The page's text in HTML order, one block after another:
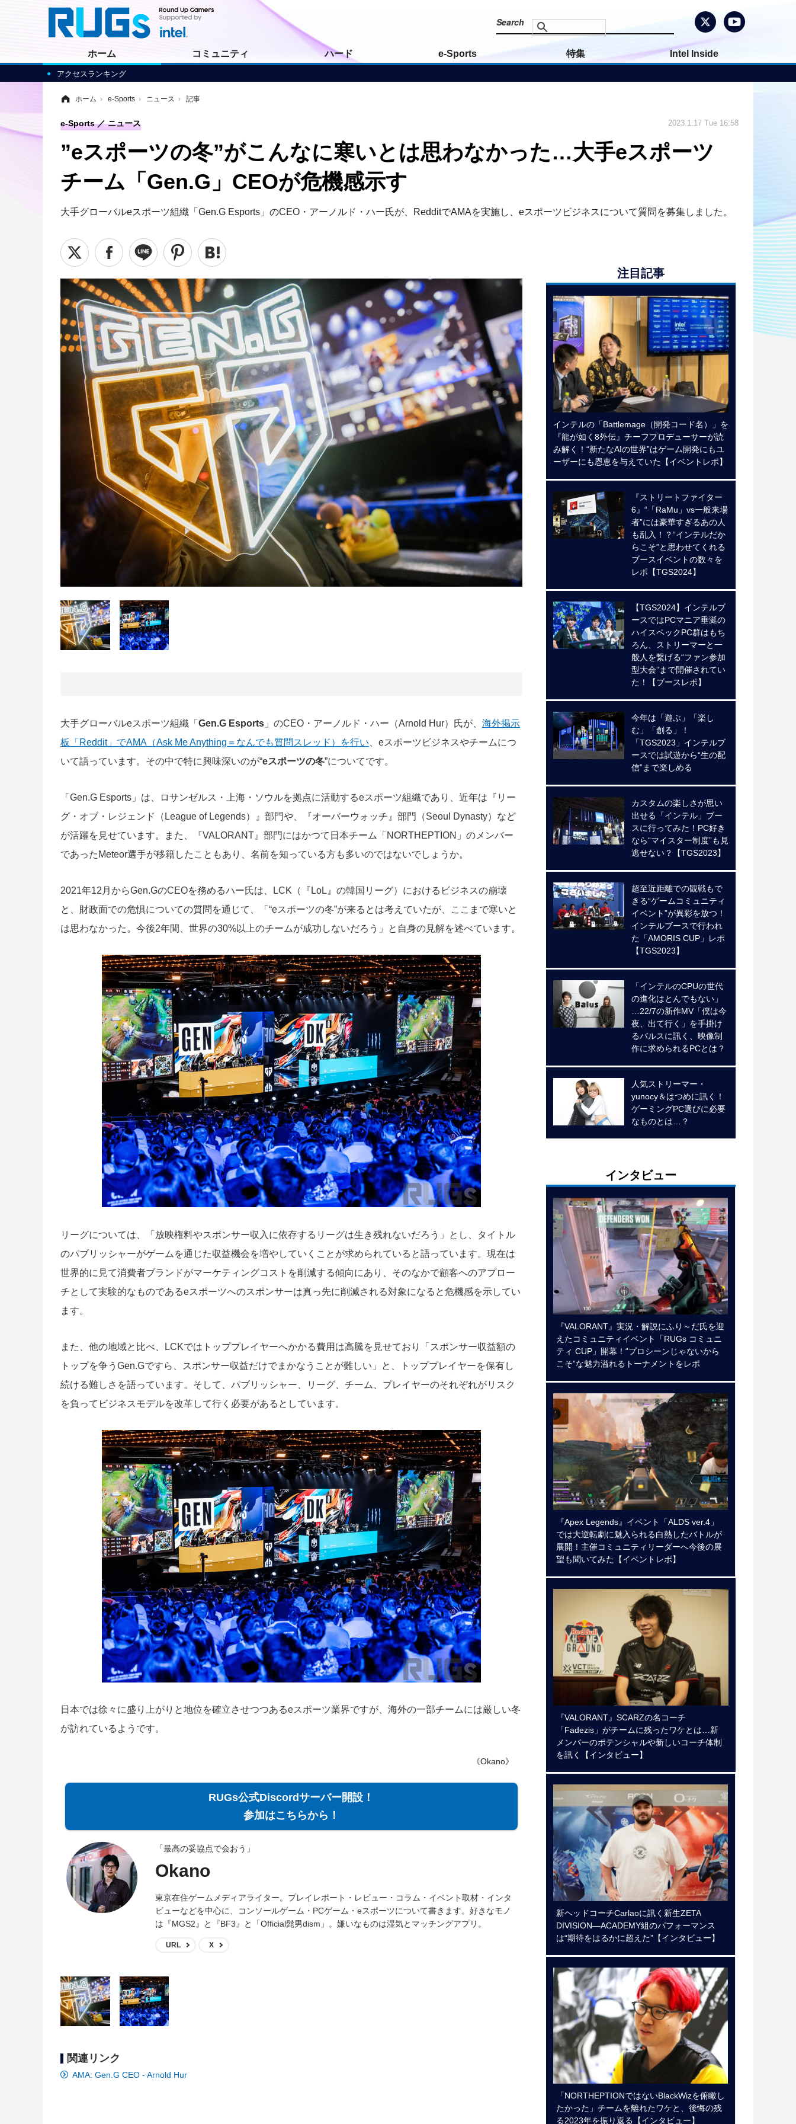
ホーム
アクセスランキング
コミュニティ ハード e-Sports 特集 Intel Inside
ホーム › e-Sports › ニュース › 記事
”eスポーツの冬”がこんなに寒いとは思わなかった…大手eスポーツ
チーム「Gen.G」CEOが危機感示す
大手グローバルeスポーツ組織「Gen.G Esports」のCEO・アーノルド・ハー氏が、RedditでAMAを実施し、eスポーツビジネスについて質問を募集しました。
e-Sports ニュース 2023.1.17 Tue 16:58
大手グローバルeスポーツ組織「Gen.G Esports 」のCEO・アーノルド・ハー（Arnold Hur）氏が、 海外掲示
板「Reddit」でAMA（Ask Me Anything＝なんでも質問スレッド）を行い 、eスポーツビジネスやチームにつ
いて語っています。その中で特に興味深いのが“eスポーツの冬”についてです。
「Gen.G Esports」は、ロサンゼルス・上海・ソウルを拠点に活動するeスポーツ組織であり、近年は『リー
グ・オブ・レジェンド（League of Legends）』部門や、『オーバーウォッチ』部門（Seoul Dynasty）など
が活躍を見せています。また、『VALORANT』部門にはかつて日本チーム「NORTHEPTION」のメンバー
であったMeteor選手が移籍したこともあり、名前を知っている方も多いのではないでしょうか。
2021年12月からGen.GのCEOを務めるハー氏は、LCK（『LoL』の韓国リーグ）におけるビジネスの崩壊
と、財政面での危惧についての質問を通じて、「“eスポーツの冬”が来るとは考えていたが、ここまで寒いと
は思わなかった。今後2年間、世界の30%以上のチームが成功しないだろう」と自身の見解を述べています。
リーグについては、「放映権料やスポンサー収入に依存するリーグは生き残れないだろう」とし、タイトル
のパブリッシャーがゲームを通じた収益機会を増やしていくことが求められていると語っています。現在は
世界的に見て消費者ブランドがマーケティングコストを削減する傾向にあり、そのなかで顧客へのアプロー
チとして実験的なものであるeスポーツへのスポンサーは真っ先に削減される対象になると危機感を示してい
ます。
また、他の地域と比べ、LCKではトッププレイヤーへかかる費用は高騰を見せており「スポンサー収益額の
トップを争うGen.Gですら、スポンサー収益だけでまかなうことが難しい」と、トッププレイヤーを保有し
続ける難しさを語っています。そして、パブリッシャー、リーグ、チーム、プレイヤーのそれぞれがリスク
を負ってビジネスモデルを改革して行く必要があるとしています。
日本では徐々に盛り上がりと地位を確立させつつあるeスポーツ業界ですが、海外の一部チームには厳しい冬
が訪れているようです。
《Okano》
RUGs公式Discordサーバー開設！
参加はこちらから！
「最高の妥協点で会おう」
Okano
東京在住ゲームメディアライター。プレイレポート・レビュー・コラム・イベント取材・インタ
ビューなどを中心に、コンソールゲーム・PCゲーム・eスポーツについて書きます。好きなモノ
は『MGS2』と『BF3』と「Official髭男dism」。嫌いなものは湿気とマッチングアプリ。
URL X
関連リンク
AMA: Gen.G CEO - Arnold Hur
注目記事
インテルの「Battlemage（開発コード名）」を
『龍が如く8外伝』チーフプロデューサーが読
み解く！“新たなAIの世界”はゲーム開発にもユ
ーザーにも恩恵を与えていた【イベントレポ】
『ストリートファイター
6』“「RaMu」vs一般来場
者”には豪華すぎるあの人
も乱入！？“インテルだか
らこそ”と思わせてくれる
ブースイベントの数々を
レポ【TGS2024】
【TGS2024】インテルブ
ースではPCマニア垂涎の
ハイスペックPC群はもち
ろん、ストリーマーと一
般人を繋げる“ファン参加
型大会”まで開催されてい
た！【ブースレポ】
今年は「遊ぶ」「楽し
む」「創る」！
「TGS2023」インテルブ
ースでは試遊から“生の配
信”まで楽しめる
カスタムの楽しさが思い
出せる「インテル」ブー
スに行ってみた！PC好き
なら“マイスター制度”も見
逃せない？【TGS2023】
超至近距離での観戦もで
きる“ゲームコミュニティ
イベント”が異彩を放つ！
インテルブースで行われ
た「AMORIS CUP」レポ
【TGS2023】
「インテルのCPUの世代
の進化はとんでもない」
…22/7の新作MV「僕は今
夜、出て行く」を手掛け
るバルスに訊く、映像制
作に求められるPCとは？
人気ストリーマー・
yunocy＆はつめに訊く！
ゲーミングPC選びに必要
なものとは…？
インタビュー
『VALORANT』実況・解説にふり～だ氏を迎
えたコミュニティイベント「RUGs コミュニ
ティ CUP」開幕！“プロシーンじゃないから
こそ”な魅力溢れるトーナメントをレポ
『Apex Legends』イベント「ALDS ver.4」
では大逆転劇に魅入られる白熱したバトルが
展開！主催コミュニティリーダーへ今後の展
望も聞いてみた【イベントレポ】
『VALORANT』SCARZの名コーチ
「Fadezis」がチームに残ったワケとは…新
メンバーのポテンシャルや新しいコーチ体制
を訊く【インタビュー】
新ヘッドコーチCarlaoに訊く新生ZETA
DIVISION―ACADEMY組のパフォーマンス
は“期待をはるかに超えた”【インタビュー】
「NORTHEPTIONではないBlackWizを俯瞰し
たかった」チームを離れたワケと、後悔の残
る2023年を振り返る【インタビュー】